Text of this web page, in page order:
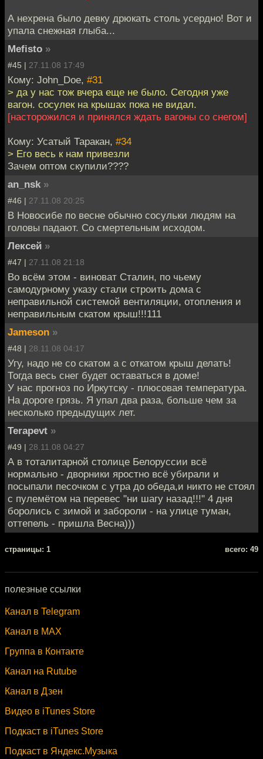
А нехрена было девку дрюкать столь усердно! Вот и
упала снежная глыба...
Mefisto »
#45 | 27.11.08 17:49
Кому: John_Doe, #31
> да у нас тож вчера еще не было. Сегодня уже
вагон. сосулек на крышах пока не видал.
[насторожился и принялся ждать вагоны со снегом]
Кому: Усатый Таракан, #34
> Его весь к нам привезли
Зачем оптом скупили????
an_nsk »
#46 | 27.11.08 20:25
В Новосибе по весне обычно сосульки людям на
головы падают. Со смертельным исходом.
Лексей »
#47 | 27.11.08 21:18
Во всём этом - виноват Сталин, по чьему
самодурному указу стали строить дома с
неправильной системой вентиляции, отопления и
неправильным скатом крыш!!!111
Jameson »
#48 | 28.11.08 04:17
Угу, надо не со скатом а с откатом крыш делать!
Тогда весь снег будет оставаться в доме!
У нас прогноз по Иркутску - плюсовая температура.
На дороге грязь. Я упал два раза, больше чем за
несколько предыдущих лет.
Terapevt »
#49 | 28.11.08 04:27
А в тоталитарной столице Белоруссии всё
нормально - дворники яростно всё убирали и
посыпали песочком с утра до обеда,и никто не стоял
с пулемётом на перевес "ни шагу назад!!!" 4 дня
боролись с зимой и забороли - на улице туман,
оттепель - пришла Весна)))
cтраницы: 1 всего: 49
полезные ссылки
Канал в Telegram
Канал в MAX
Группа в Контакте
Канал на Rutube
Канал в Дзен
Видео в iTunes Store
Подкаст в iTunes Store
Подкаст в Яндекс.Музыка